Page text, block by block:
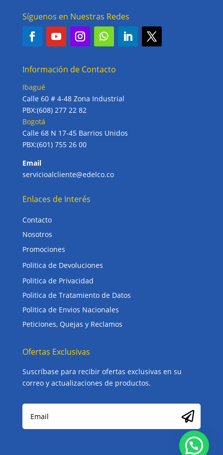
Síguenos en Nuestras Redes
Información de Contacto
Ibagué
Calle 60 # 4-48 Zona Industrial
PBX:(608) 277 22 82
Bogotá
Calle 68 N 17-45 Barrios Unidos
PBX:(601) 755 26 00
Email
servicioalcliente@edelco.co
Enlaces de Interés
Contacto
Nosotros
Promociones
Politica de Devoluciones
Politica de Privacidad
Politica de Tratamiento de Datos
Politica de Envios Nacionales
Peticiones, Quejas y Reclamos
Ofertas Exclusivas
Suscríbase para recibir ofertas exclusivas en su
correo y actualizaciones de productos.